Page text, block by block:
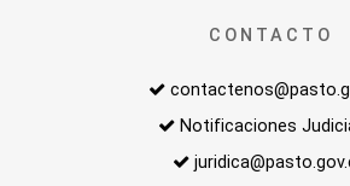
CONTACTO
Notificaciones